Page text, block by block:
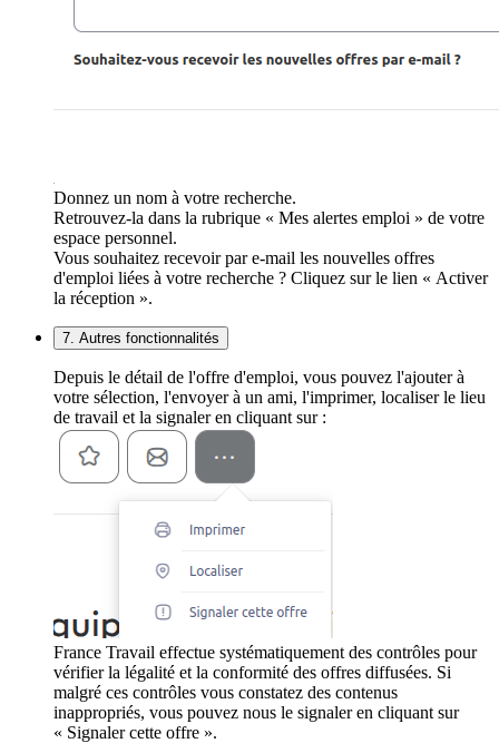
Donnez un nom à votre recherche.
Retrouvez-la dans la rubrique « Mes alertes emploi » de votre
espace personnel.
Vous souhaitez recevoir par e-mail les nouvelles offres
d'emploi liées à votre recherche ? Cliquez sur le lien « Activer
la réception ».
7. Autres fonctionnalités
Depuis le détail de l'offre d'emploi, vous pouvez l'ajouter à
votre sélection, l'envoyer à un ami, l'imprimer, localiser le lieu
de travail et la signaler en cliquant sur :
France Travail effectue systématiquement des contrôles pour
vérifier la légalité et la conformité des offres diffusées. Si
malgré ces contrôles vous constatez des contenus
inappropriés, vous pouvez nous le signaler en cliquant sur
« Signaler cette offre ».